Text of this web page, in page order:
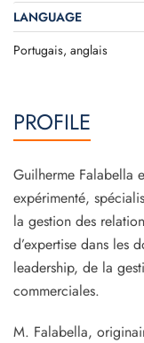
LANGUAGE
Portugais, anglais
PROFILE
Guilherme Falabella
expérimenté,
la gestion des
d’expertise dans les
leadership, de la
commerciales.
M. Falabella,